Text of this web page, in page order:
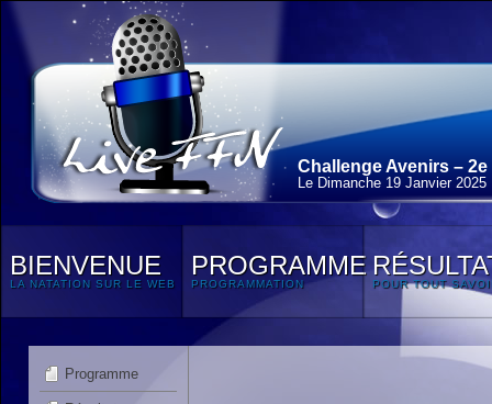
Challenge Avenirs – 2e
Le Dimanche 19 Janvier 2025
BIENVENUE
LA NATATION SUR LE WEB
PROGRAMME
PROGRAMMATION POUR TOUT
Programme